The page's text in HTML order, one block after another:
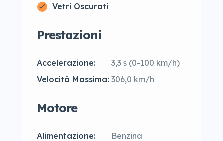
Vetri Oscurati
Prestazioni
Accelerazione:
3,3 s (0-100 km/h)
Velocità Massima: 306,0 km/h
Motore
Alimentazione:
Benzina